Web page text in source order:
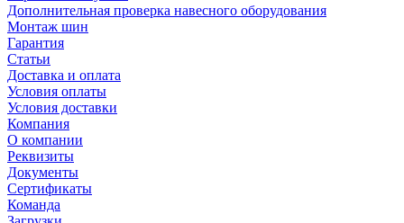
Дополнительная проверка навесного оборудования
Монтаж шин
Гарантия
Статьи
Доставка и оплата
Условия оплаты
Условия доставки
Компания
О компании
Реквизиты
Документы
Сертификаты
Команда